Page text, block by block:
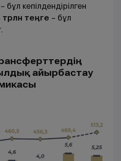
– бұл кепілдендірілген
трлн теңге – бұл
айырбастау